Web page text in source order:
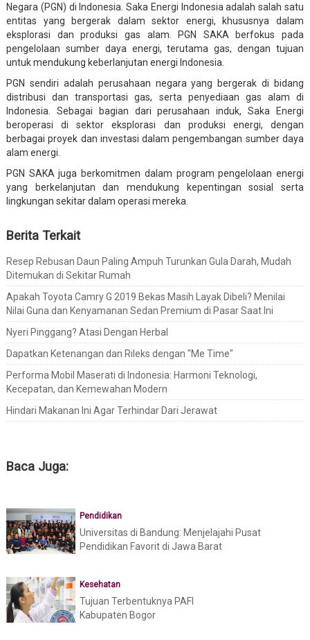
Negara (PGN) di Indonesia. Saka Energi Indonesia adalah salah satu
entitas yang bergerak dalam sektor energi, khususnya dalam
eksplorasi dan produksi gas alam. PGN SAKA berfokus pada
pengelolaan sumber daya energi, terutama gas, dengan tujuan
untuk mendukung keberlanjutan energi Indonesia.
PGN sendiri adalah perusahaan negara yang bergerak di bidang
distribusi dan transportasi gas, serta penyediaan gas alam di
Indonesia. Sebagai bagian dari perusahaan induk, Saka Energi
beroperasi di sektor eksplorasi dan produksi energi, dengan
berbagai proyek dan investasi dalam pengembangan sumber daya
alam energi.
PGN SAKA juga berkomitmen dalam program pengelolaan energi
yang berkelanjutan dan mendukung kepentingan sosial serta
lingkungan sekitar dalam operasi mereka.
Berita Terkait
Resep Rebusan Daun Paling Ampuh Turunkan Gula Darah, Mudah
Ditemukan di Sekitar Rumah
Apakah Toyota Camry G 2019 Bekas Masih Layak Dibeli? Menilai
Nilai Guna dan Kenyamanan Sedan Premium di Pasar Saat Ini
Nyeri Pinggang? Atasi Dengan Herbal
Dapatkan Ketenangan dan Rileks dengan "Me Time"
Performa Mobil Maserati di Indonesia: Harmoni Teknologi,
Kecepatan, dan Kemewahan Modern
Hindari Makanan Ini Agar Terhindar Dari Jerawat
Baca Juga:
Pendidikan
Universitas di Bandung: Menjelajahi Pusat
Pendidikan Favorit di Jawa Barat
Kesehatan
Tujuan Terbentuknya PAFI
Kabupaten Bogor